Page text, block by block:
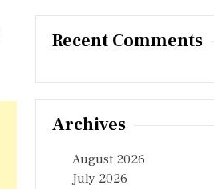
Recent Comments
Archives
August 2026
July 2026